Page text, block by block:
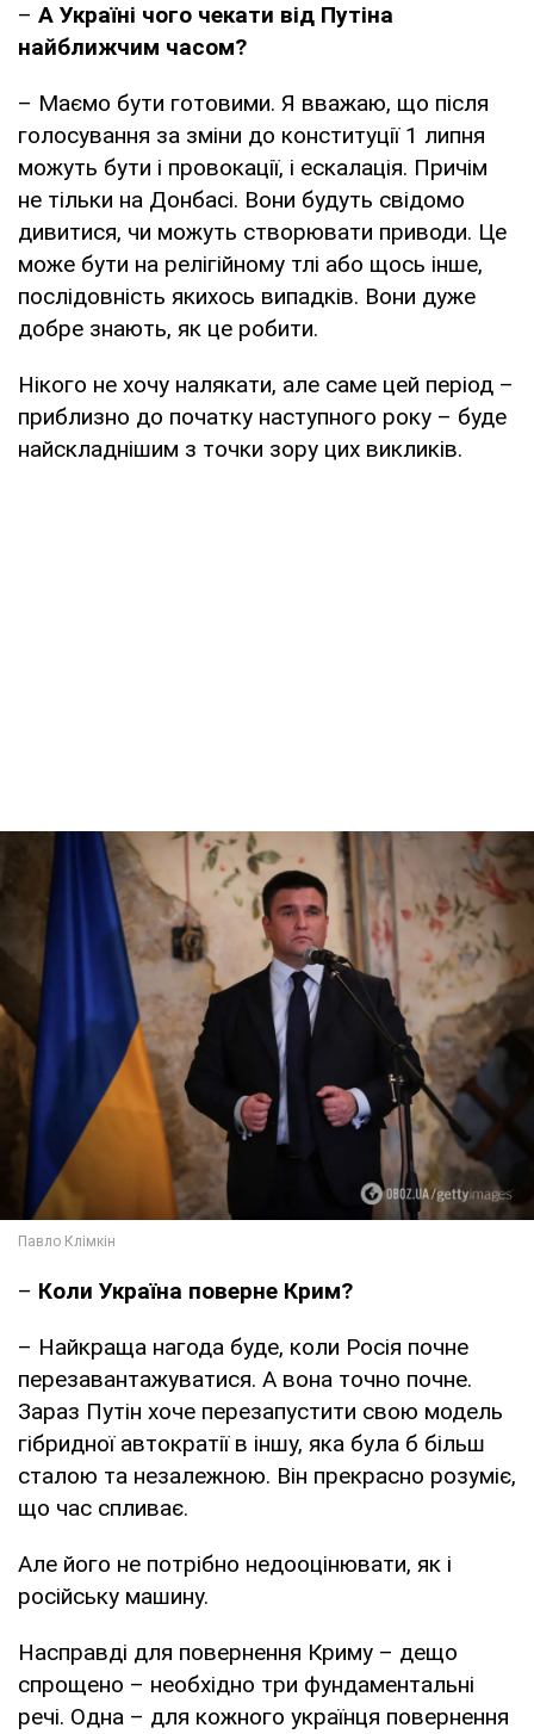
– А Україні чого чекати від Путіна
найближчим часом?
– Маємо бути готовими. Я вважаю, що після
голосування за зміни до конституції 1 липня
можуть бути і провокації, і ескалація. Причім
не тільки на Донбасі. Вони будуть свідомо
дивитися, чи можуть створювати приводи. Це
може бути на релігійному тлі або щось інше,
послідовність якихось випадків. Вони дуже
добре знають, як це робити.
Нікого не хочу налякати, але саме цей період –
приблизно до початку наступного року – буде
найскладнішим з точки зору цих викликів.
– Коли Україна поверне Крим?
– Найкраща нагода буде, коли Росія почне
перезавантажуватися. А вона точно почне.
Зараз Путін хоче перезапустити свою модель
гібридної автократії в іншу, яка була б більш
сталою та незалежною. Він прекрасно розуміє,
що час спливає.
Але його не потрібно недооцінювати, як і
російську машину.
Насправді для повернення Криму – дещо
спрощено – необхідно три фундаментальні
речі. Одна – для кожного українця повернення